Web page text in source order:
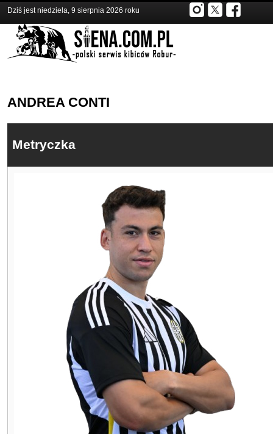
Dziś jest niedziela, 9 sierpnia 2026 roku
ANDREA CONTI
Metryczka